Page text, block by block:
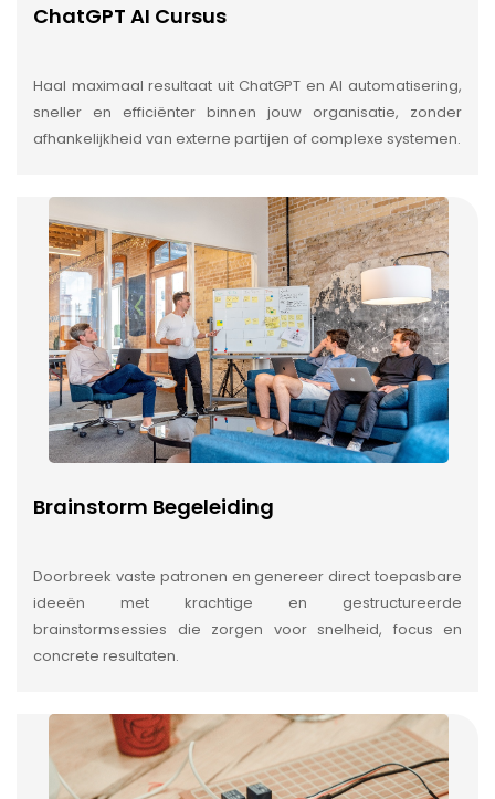
ChatGPT AI Cursus
Haal maximaal resultaat uit ChatGPT en AI automatisering,
sneller en efficiënter binnen jouw organisatie, zonder
afhankelijkheid van externe partijen of complexe systemen.
Brainstorm Begeleiding
Doorbreek vaste patronen en genereer direct toepasbare
ideeën met krachtige en gestructureerde
brainstormsessies die zorgen voor snelheid, focus en
concrete resultaten.